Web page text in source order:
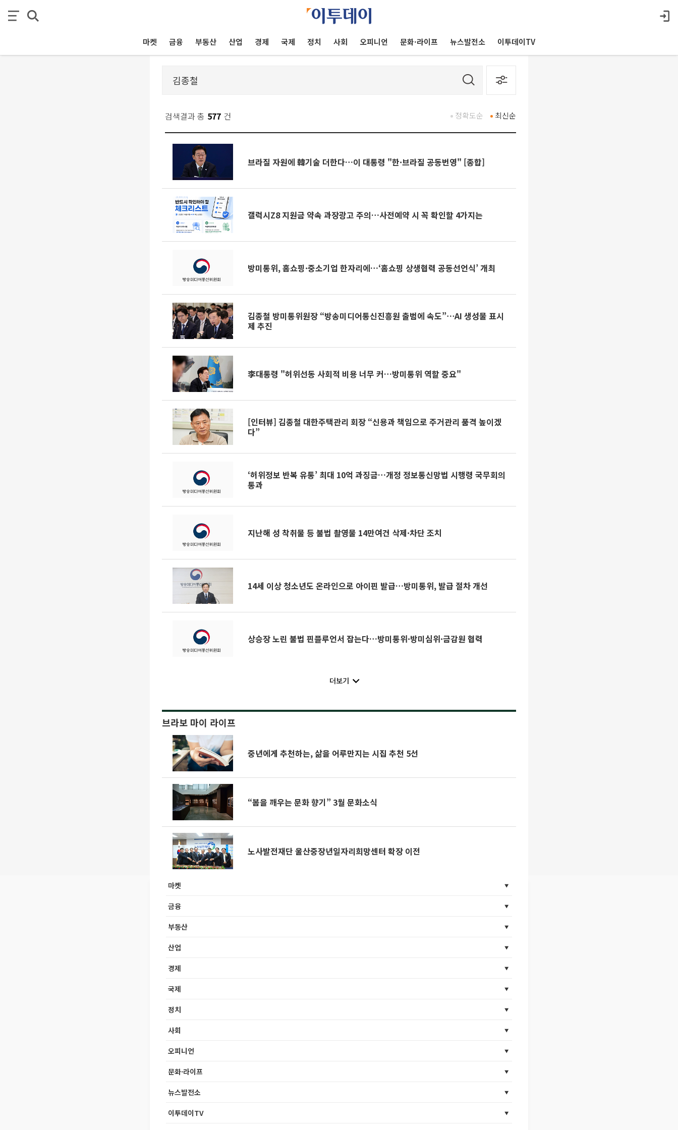
마켓 금융 부동산 산업 경제 국제 정치 사회 오피니언 문화·라이프 뉴스발전소 이투데이TV
검색결과 총 577 건 최신순
정확도순
브라질 자원에 韓기술 더한다…이 대통령 "한·브라질 공동번영" [종합]
갤럭시Z8 지원금 약속 과장광고 주의…사전예약 시 꼭 확인할 4가지는
방미통위, 홈쇼핑·중소기업 한자리에…‘홈쇼핑 상생협력 공동선언식’ 개최
김종철 방미통위원장 “방송미디어통신진흥원 출범에 속도”⋯AI 생성물 표시
제 추진
李대통령 "허위선동 사회적 비용 너무 커…방미통위 역할 중요"
[인터뷰] 김종철 대한주택관리 회장 “신용과 책임으로 주거관리 품격 높이겠
다”
‘허위정보 반복 유통’ 최대 10억 과징금…개정 정보통신망법 시행령 국무회의
통과
지난해 성 착취물 등 불법 촬영물 14만여건 삭제·차단 조치
14세 이상 청소년도 온라인으로 아이핀 발급…방미통위, 발급 절차 개선
상승장 노린 불법 핀플루언서 잡는다…방미통위·방미심위·금감원 협력
더보기
브라보 마이 라이프
중년에게 추천하는, 삶을 어루만지는 시집 추천 5선
“봄을 깨우는 문화 향기” 3월 문화소식
노사발전재단 울산중장년일자리희망센터 확장 이전
마켓
금융
부동산
산업
경제
국제
정치
사회
오피니언
문화·라이프
뉴스발전소
이투데이TV